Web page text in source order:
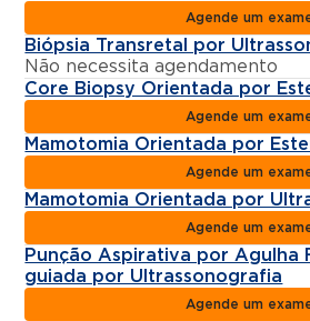
Agende um
Biópsia Transretal por
Não necessita agendamento
Core Biopsy Orientada por
Agende um
Mamotomia Orientada por
Agende um
Mamotomia Orientada por
Agende um
Punção Aspirativa por Agulha
guiada por Ultrassonografia
Agende um